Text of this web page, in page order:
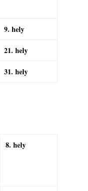
9. hely
21. hely
31. hely
8. hely